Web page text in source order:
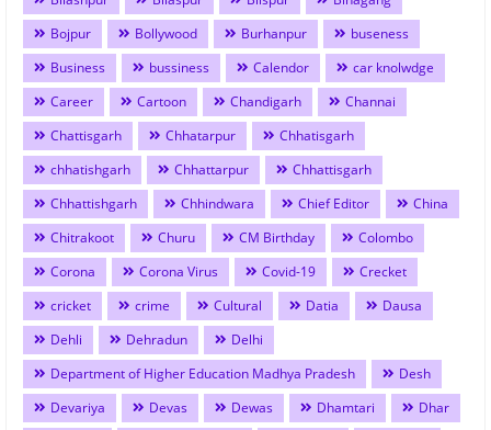
Bojpur
Bollywood Burhanpur
buseness
Business
bussiness Calendor
car knolwdge
Career
Cartoon Chandigarh
Channai
Chattisgarh
Chhatarpur
Chhatisgarh
chhatishgarh
Chhattarpur
Chhattisgarh
Chhattishgarh
Chhindwara Chief Editor
China
Chitrakoot
Churu CM Birthday
Colombo
Corona
Corona Virus Covid-19
Crecket
cricket
crime Cultural Datia
Dausa
Dehli
Dehradun
Delhi
Department of Higher Education Madhya Pradesh
Desh
Devariya
Devas Dewas Dhamtari
Dhar